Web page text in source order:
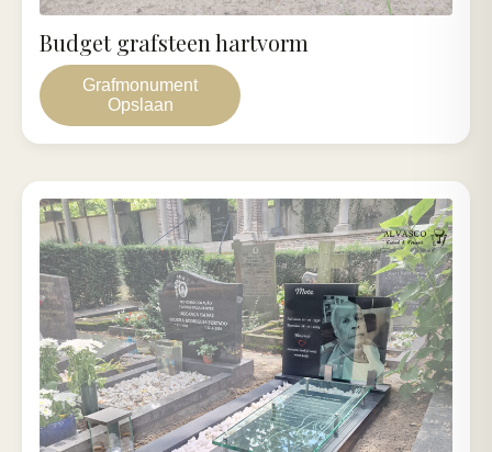
Grafmonument
Opslaan
Budget grafsteen hartvorm